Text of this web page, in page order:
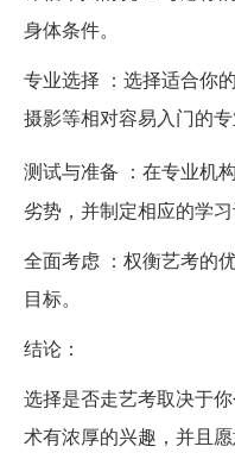
身体条件。
专业选择 ：选择适合你
摄影等相对容易入门的专
测试与准备 ：在专业机
劣势，并制定相应的学习
全面考虑 ：权衡艺考的
目标。
结论：
选择是否走艺考取决于
术有浓厚的兴趣，并且